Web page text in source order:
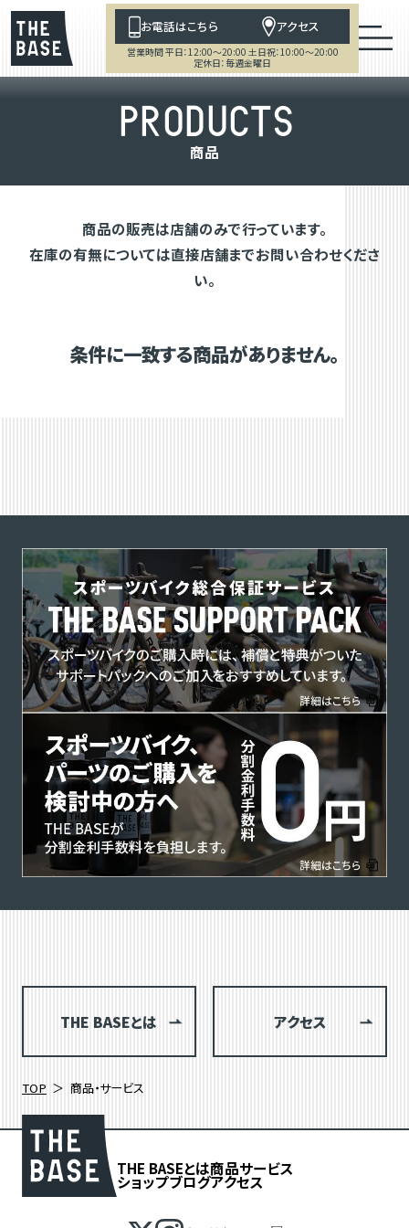
お電話はこちら アクセス
営業時間 平日：12:00～20:00 土日祝：10:00～20:00
定休日：毎週金曜日
PRODUCTS
商品
商品の販売は店舗のみで行っています。
在庫の有無については直接店舗までお問い合わせくださ
い。
条件に一致する商品がありません。
THE BASEとは アクセス
TOP 商品・サービス
THE BASEとは商品サービス
ショップブログアクセス